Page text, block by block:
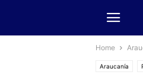
Home
Araucanía